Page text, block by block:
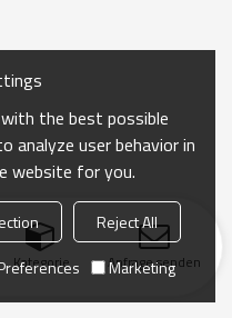
Kategorie Anfrage senden
the best possible
analyze user behavior in
website for you.
Reject All
Marketing